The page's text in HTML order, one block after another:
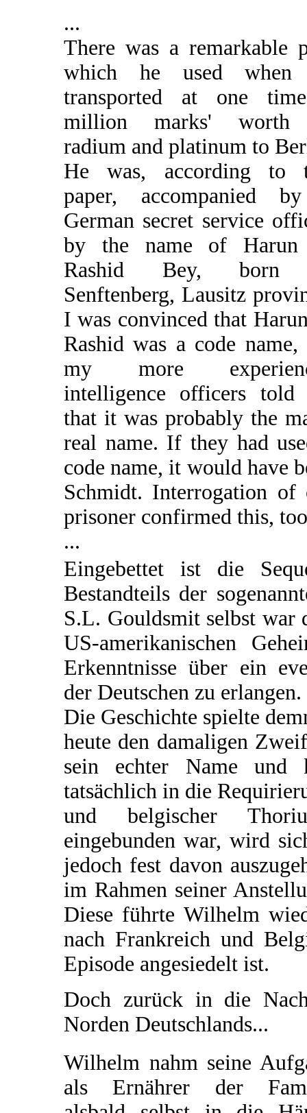
...
There was a remarkable
which he used when
transported at one
million marks'
radium and platinum to
He was, according to
paper, accompanied
German secret service
by the name of
Rashid Bey,
Senftenberg, Lausitz
I was convinced that
Rashid was a code name,
my more
intelligence officers told
that it was probably the
real name. If they had
code name, it would have
Schmidt. Interrogation of
prisoner confirmed this,
...
Eingebettet ist die
Bestandteils der
S.L. Gouldsmit selbst war
US-amerikanischen
Erkenntnisse über ein
der Deutschen zu erlangen.
Die Geschichte spielte
heute den damaligen
sein echter Name und
tatsächlich in die
und belgischer
eingebunden war, wird
jedoch fest davon
im Rahmen seiner
Diese führte Wilhelm
nach Frankreich und
Episode angesiedelt ist.
Doch zurück in die
Norden Deutschlands...
Wilhelm nahm seine
als Ernährer der